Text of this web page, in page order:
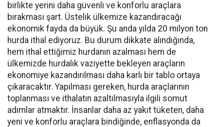
birlikte yerini daha güvenli ve konforlu araçlara
bırakması şart. Üstelik ülkemize kazandıracağı
ekonomik fayda da büyük. Şu anda yılda 20 milyon ton
hurda ithal ediyoruz. Bu durum dikkate alındığında,
hem ithal ettiğimiz hurdanın azalması hem de
ülkemizde hurdalık vaziyette bekleyen araçların
ekonomiye kazandırılması daha karlı bir tablo ortaya
çıkaracaktır. Yapılması gereken, hurda araçlarının
toplanması ve ithalatın azaltılmasıyla ilgili somut
adımlar atmaktır. İnsanlar daha az yakıt tüketen, daha
yeni ve konforlu araçlara bindiğinde, enflasyonda da